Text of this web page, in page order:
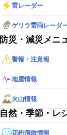
雷レーダー
ゲリラ雷雨レーダ
防災・減災メニ
警報・注意報
地震情報
火山情報
自然・季節・レ
花粉飛散情報